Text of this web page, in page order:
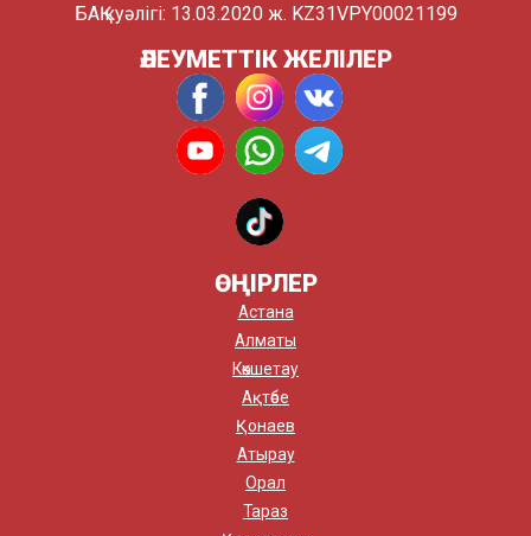
БАҚ куәлігі: 13.03.2020 ж. KZ31VPY00021199
ӘЛЕУМЕТТІК ЖЕЛІЛЕР
ӨҢІРЛЕР
Астана
Алматы
Көкшетау
Ақтөбе
Қонаев
Атырау
Орал
Тараз